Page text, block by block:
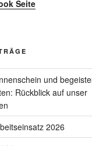
Seite
und
Rückblick auf unser
2026